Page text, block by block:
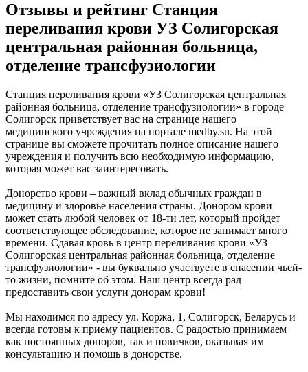
Отзывы и рейтинг Станция
переливания крови УЗ Солигорская
центральная районная больница,
отделение трансфузиологии
Станция переливания крови «УЗ Солигорская центральная
районная больница, отделение трансфузиологии» в городе
Солигорск приветствует вас на странице нашего
медицинского учреждения на портале medby.su. На этой
странице вы сможете прочитать полное описание нашего
учреждения и получить всю необходимую информацию,
которая может вас заинтересовать.
Донорство крови – важный вклад обычных граждан в
медицину и здоровье населения страны. Донором крови
может стать любой человек от 18-ти лет, который пройдет
соответствующее обследование, которое не занимает много
времени. Сдавая кровь в центр переливания крови «УЗ
Солигорская центральная районная больница, отделение
трансфузиологии» - вы буквально участвуете в спасении чьей-
то жизни, помните об этом. Наш центр всегда рад
предоставить свои услуги донорам крови!
Мы находимся по адресу ул. Коржа, 1, Солигорск, Беларусь и
всегда готовы к приему пациентов. С радостью принимаем
как постоянных доноров, так и новичков, оказывая им
консультацию и помощь в донорстве.